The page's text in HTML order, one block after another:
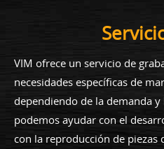
VIM ofrece un servicio de
necesidades específicas de
dependiendo de la demanda y
podemos ayudar con el
con la reproducción de piezas